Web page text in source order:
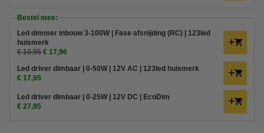
Bestel mee:
Led dimmer inbouw 3-100W | Fase afsnijding (RC) | 123led
huismerk
€ 19,95 € 17,96
Led driver dimbaar | 0-50W | 12V AC | 123led huismerk
€ 17,95
Led driver dimbaar | 0-25W | 12V DC | EcoDim
€ 27,95